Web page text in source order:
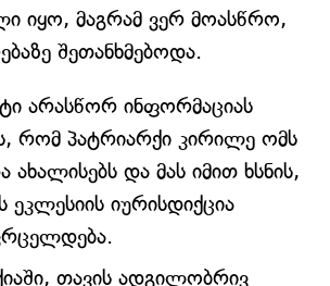
იყო, მაგრამ ვერ მოასწრო,
შეთანხმებოდა.
არასწორ ინფორმაციას
რომ პატრიარქი კირილე ომს
ახალისებს და მას იმით ხსნის,
იურისდიქცია
თავის ადგილობრივ